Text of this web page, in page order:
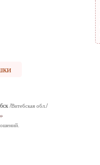
/Витебская обл. /